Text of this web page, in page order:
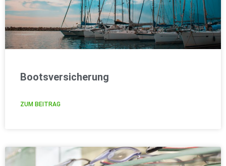
Bootsversicherung
ZUM BEITRAG